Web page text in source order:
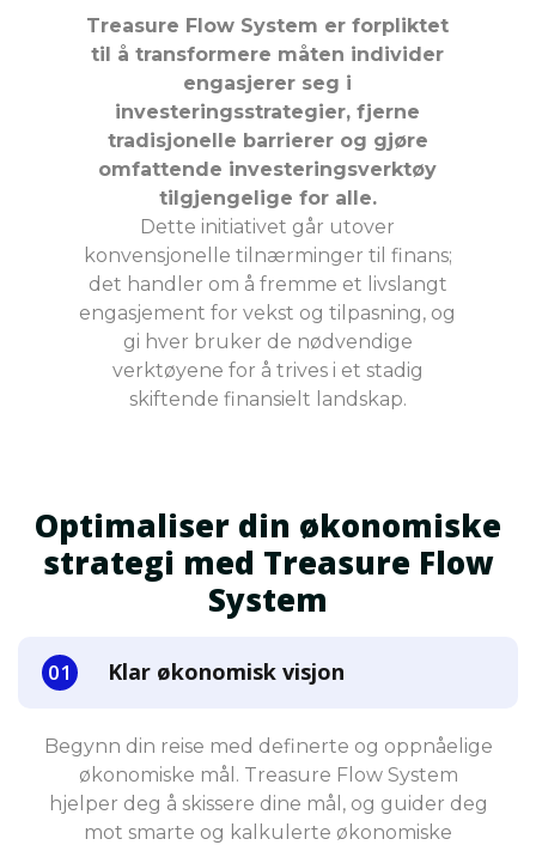
Treasure Flow System er forpliktet
til å transformere måten individer
engasjerer seg i
investeringsstrategier, fjerne
tradisjonelle barrierer og gjøre
omfattende investeringsverktøy
tilgjengelige for alle.
Dette initiativet går utover
konvensjonelle tilnærminger til finans;
det handler om å fremme et livslangt
engasjement for vekst og tilpasning, og
gi hver bruker de nødvendige
verktøyene for å trives i et stadig
skiftende finansielt landskap.
Optimaliser din økonomiske
strategi med Treasure Flow
System
Klar økonomisk visjon
Begynn din reise med definerte og oppnåelige
økonomiske mål. Treasure Flow System
hjelper deg å skissere dine mål, og guider deg
mot smarte og kalkulerte økonomiske